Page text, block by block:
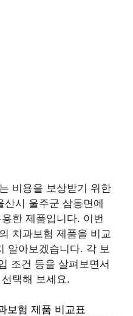
비용을 보상받기 위한
산시 울주군 삼동면에
한 제품입니다. 이번
치과보험 제품을 비교
알아보겠습니다. 각 보
조건 등을 살펴보면서
택해 보세요.
보험 제품 비교표